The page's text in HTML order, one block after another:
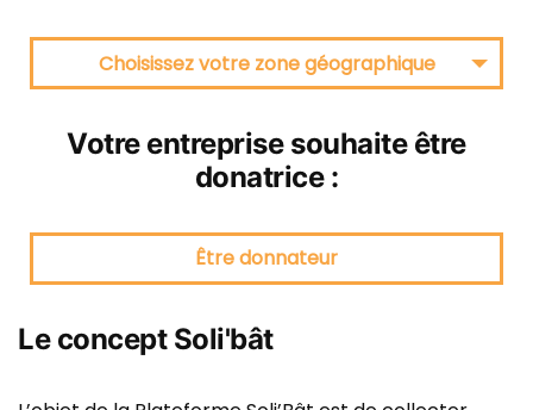
Choisissez votre zone géographique
Votre entreprise souhaite être
donatrice :
Être donnateur
Le concept Soli'bât